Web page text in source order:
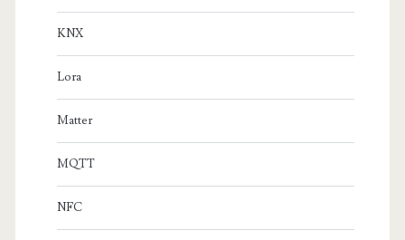
KNX
Lora
Matter
MQTT
NFC